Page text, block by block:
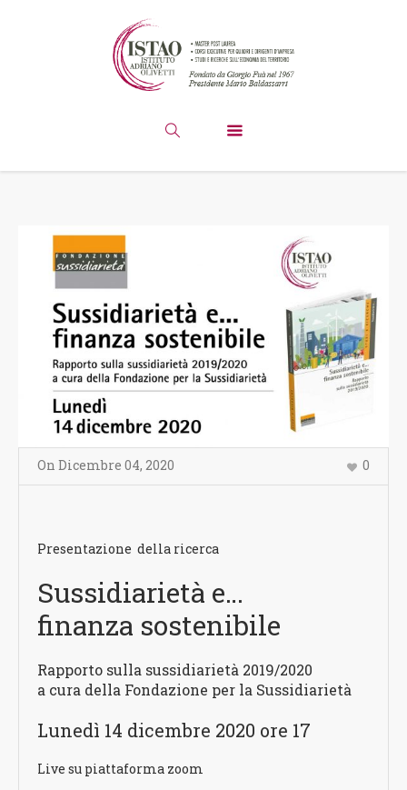
On Dicembre 04, 2020 0
Presentazione della ricerca
Sussidiarietà e…
finanza sostenibile
Rapporto sulla sussidiarietà 2019/2020
a cura della Fondazione per la Sussidiarietà
Lunedì 14 dicembre 2020 ore 17
Live su piattaforma zoom